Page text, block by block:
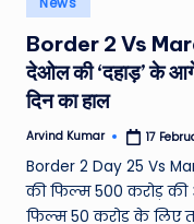
e
a
t
h
er
,
in
Border 2 Vs
देओल की ‘दहाड़’ के आगे
दिन का हाल
Posted
Arvind Kumar 17
Border 2 Day 25 Vs
की फिल्म 500 करोड़ की
फिल्म 50 करोड़ के लिए